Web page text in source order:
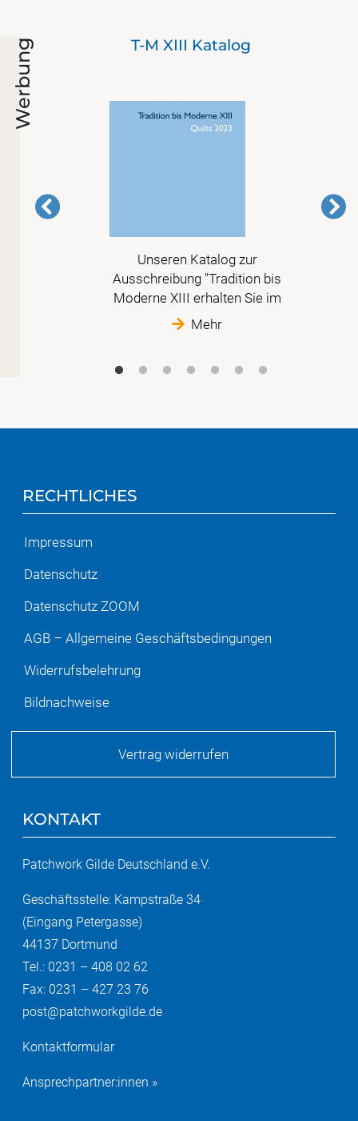
Werbung T-M XIII Katalog
Unseren Katalog zur
Ausschreibung "Tradition bis
Moderne XIII erhalten Sie im
Mehr
RECHTLICHES
Impressum
Datenschutz
Datenschutz ZOOM
AGB – Allgemeine Geschäftsbedingungen
Widerrufsbelehrung
Bildnachweise
Vertrag widerrufen
KONTAKT
Patchwork Gilde Deutschland e.V.
Geschäftsstelle: Kampstraße 34
(Eingang Petergasse)
44137 Dortmund
Tel.: 0231 – 408 02 62
Fax: 0231 – 427 23 76
post@patchworkgilde.de
Kontaktformular
Ansprechpartner:innen »